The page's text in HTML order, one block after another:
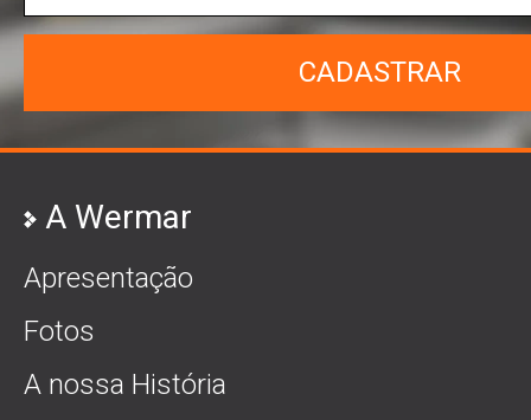
CADASTRAR
A Wermar
Apresentação
Fotos
A nossa História